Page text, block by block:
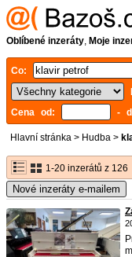
Oblíbené inzeráty, Moje
Co:
Cena od:
-
Hlavní stránka > Hudba >
1-20 inzerátů z 126
Nové inzeráty e-mailem